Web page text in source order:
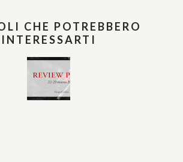
CHE POTREBBERO
INTERESSARTI